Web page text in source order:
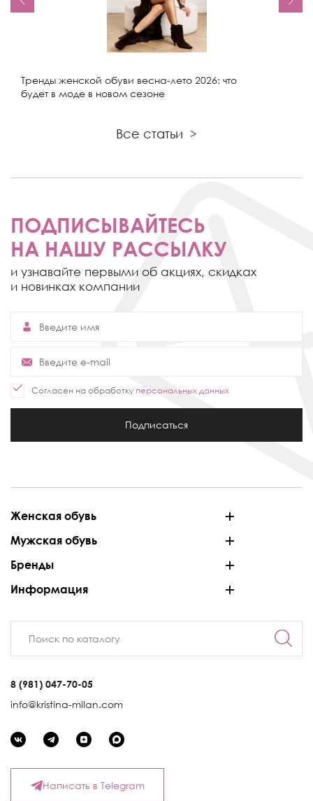
Тренды женской обуви весна-лето 2026: что
будет в моде в новом сезоне
Все статьи >
ПОДПИСЫВАЙТЕСЬ
НА НАШУ РАССЫЛКУ
и узнавайте первыми об акциях, скидках
и новинках компании
Согласен на обработку персональных данных
Подписаться
Женская обувь
Мужская обувь
Бренды
Информация
8 (981) 047-70-05
info@kristina-milan.com
Написать в Telegram